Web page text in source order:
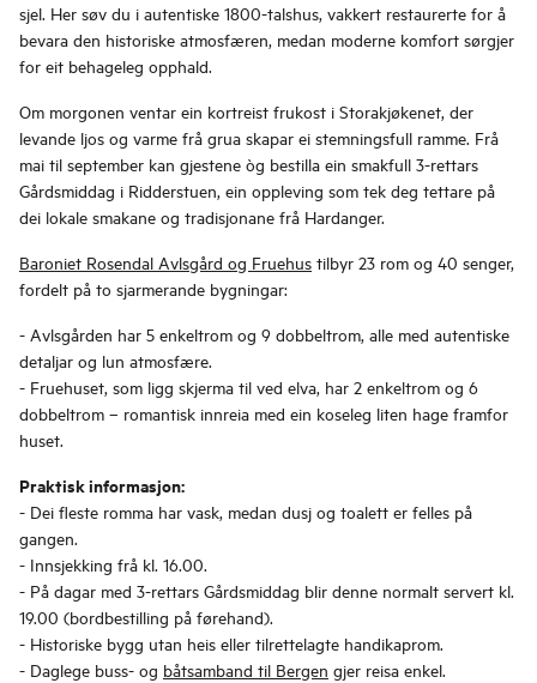
sjel. Her søv du i autentiske 1800-talshus, vakkert restaurerte for å
bevara den historiske atmosfæren, medan moderne komfort sørgjer
for eit behageleg opphald.
Om morgonen ventar ein kortreist frukost i Storakjøkenet, der
levande ljos og varme frå grua skapar ei stemningsfull ramme. Frå
mai til september kan gjestene òg bestilla ein smakfull 3-rettars
Gårdsmiddag i Ridderstuen, ein oppleving som tek deg tettare på
dei lokale smakane og tradisjonane frå Hardanger.
Baroniet Rosendal Avlsgård og Fruehus tilbyr 23 rom og 40 senger,
fordelt på to sjarmerande bygningar:
- Avlsgården har 5 enkeltrom og 9 dobbeltrom, alle med autentiske
detaljar og lun atmosfære.
- Fruehuset, som ligg skjerma til ved elva, har 2 enkeltrom og 6
dobbeltrom – romantisk innreia med ein koseleg liten hage framfor
huset.
Praktisk informasjon:
- Dei fleste romma har vask, medan dusj og toalett er felles på
gangen.
- Innsjekking frå kl. 16.00.
- På dagar med 3-rettars Gårdsmiddag blir denne normalt servert kl.
19.00 (bordbestilling på førehand).
- Historiske bygg utan heis eller tilrettelagte handikaprom.
- Daglege buss- og båtsamband til Bergen gjer reisa enkel.